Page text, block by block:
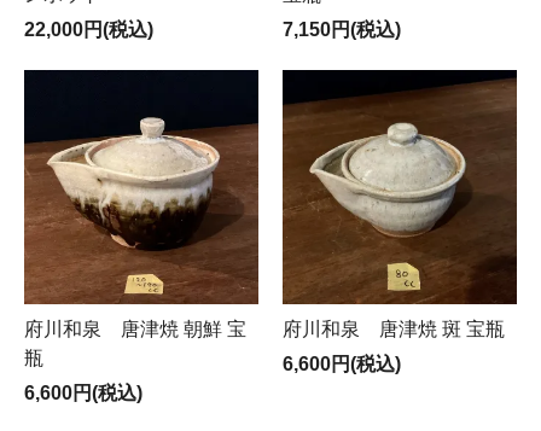
22,000円(税込)
7,150円(税込)
府川和泉 唐津焼 朝鮮 宝
瓶
6,600円(税込)
府川和泉 唐津焼 斑 宝瓶
6,600円(税込)